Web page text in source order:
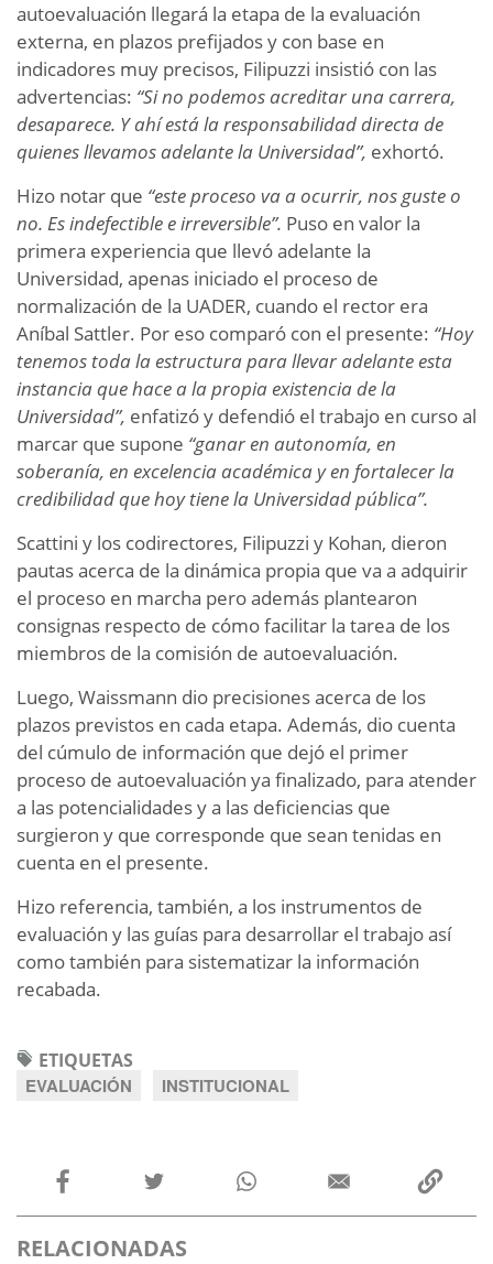
autoevaluación llegará la etapa de la evaluación
externa, en plazos prefijados y con base en
indicadores muy precisos, Filipuzzi insistió con las
advertencias: “Si no podemos acreditar una carrera,
desaparece. Y ahí está la responsabilidad directa de
quienes llevamos adelante la Universidad”, exhortó.
Hizo notar que “este proceso va a ocurrir, nos guste o
no. Es indefectible e irreversible”. Puso en valor la
primera experiencia que llevó adelante la
Universidad, apenas iniciado el proceso de
normalización de la UADER, cuando el rector era
Aníbal Sattler. Por eso comparó con el presente: “Hoy
tenemos toda la estructura para llevar adelante esta
instancia que hace a la propia existencia de la
Universidad”, enfatizó y defendió el trabajo en curso al
marcar que supone “ganar en autonomía, en
soberanía, en excelencia académica y en fortalecer la
credibilidad que hoy tiene la Universidad pública”.
Scattini y los codirectores, Filipuzzi y Kohan, dieron
pautas acerca de la dinámica propia que va a adquirir
el proceso en marcha pero además plantearon
consignas respecto de cómo facilitar la tarea de los
miembros de la comisión de autoevaluación.
Luego, Waissmann dio precisiones acerca de los
plazos previstos en cada etapa. Además, dio cuenta
del cúmulo de información que dejó el primer
proceso de autoevaluación ya finalizado, para atender
a las potencialidades y a las deficiencias que
surgieron y que corresponde que sean tenidas en
cuenta en el presente.
Hizo referencia, también, a los instrumentos de
evaluación y las guías para desarrollar el trabajo así
como también para sistematizar la información
recabada.
ETIQUETAS
EVALUACIÓN
INSTITUCIONAL
RELACIONADAS